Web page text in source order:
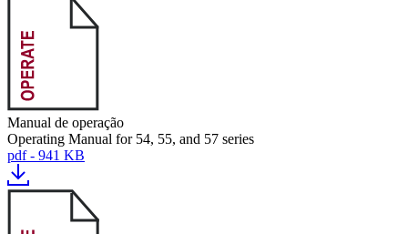
Manual de operação
Operating Manual for 54, 55, and 57 series
pdf - 941 KB